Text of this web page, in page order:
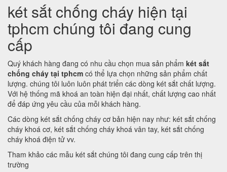
két sắt chống cháy hiện tại
tphcm chúng tôi đang cung
cấp
Quý khách hàng đang có nhu cầu chọn mua sản phẩm két sắt
chống cháy tại tphcm có thể lựa chọn những sản phẩm chất
lượng. chúng tôi luôn luôn phát triển các dòng két sắt chất lượng.
Với hệ thống mã khoá an toàn hiện đại nhất, chất lượng cao nhất
để đáp ứng yêu cầu của mỗi khách hàng.
Các dòng két sắt chống cháy cơ bản hiện nay như: két sắt chống
cháy khoá cơ, két sắt chống cháy khoá vân tay, két sắt chống
cháy khoá điện tử vv.
Tham khảo các mẫu két sắt chúng tôi đang cung cấp trên thị
trường